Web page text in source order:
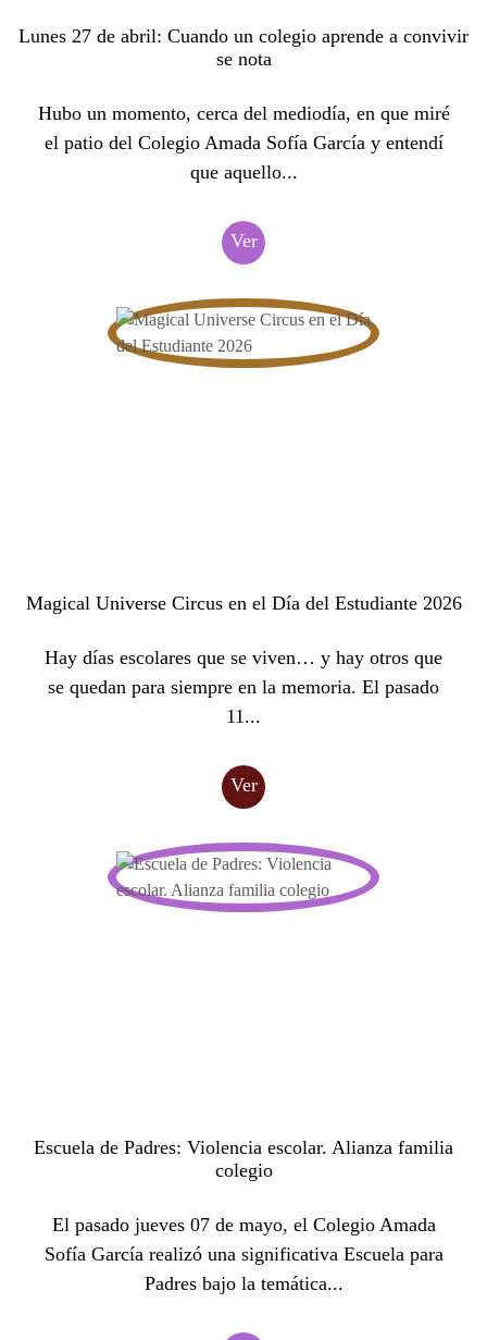
Lunes 27 de abril: Cuando un colegio aprende a convivir
se nota
Hubo un momento, cerca del mediodía, en que miré
el patio del Colegio Amada Sofía García y entendí
que aquello...
Ver
Magical Universe Circus en el Día del Estudiante 2026
Hay días escolares que se viven… y hay otros que
se quedan para siempre en la memoria. El pasado
11...
Ver
Escuela de Padres: Violencia escolar. Alianza familia
colegio
El pasado jueves 07 de mayo, el Colegio Amada
Sofía García realizó una significativa Escuela para
Padres bajo la temática...